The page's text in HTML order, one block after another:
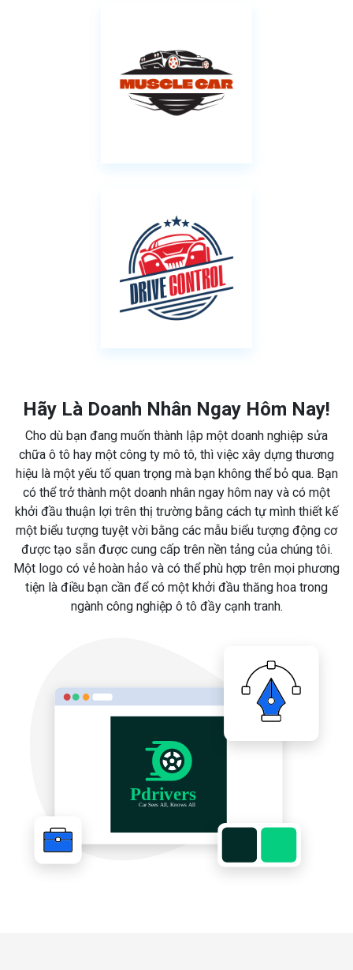
Hãy Là Doanh Nhân Ngay Hôm Nay!
Cho dù bạn đang muốn thành lập một doanh nghiệp sửa
chữa ô tô hay một công ty mô tô, thì việc xây dựng thương
hiệu là một yếu tố quan trọng mà bạn không thể bỏ qua. Bạn
có thể trở thành một doanh nhân ngay hôm nay và có một
khởi đầu thuận lợi trên thị trường bằng cách tự mình thiết kế
một biểu tượng tuyệt vời bằng các mẫu biểu tượng động cơ
được tạo sẵn được cung cấp trên nền tảng của chúng tôi.
Một logo có vẻ hoàn hảo và có thể phù hợp trên mọi phương
tiện là điều bạn cần để có một khởi đầu thăng hoa trong
ngành công nghiệp ô tô đầy cạnh tranh.